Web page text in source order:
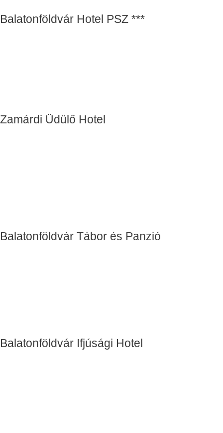
Balatonföldvár Hotel PSZ ***
Zamárdi Üdülő Hotel
Balatonföldvár Tábor és Panzió
Balatonföldvár Ifjúsági Hotel